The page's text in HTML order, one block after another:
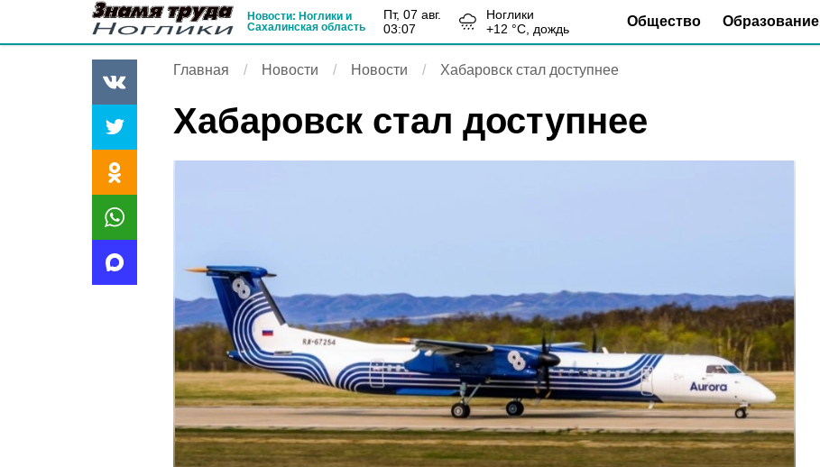
Новости: Ноглики и
Сахалинская область
пт, 07 авг.
03:07
Ноглики
+12 °С, дождь Общество Образование
Главная Новости Новости Хабаровск стал доступнее
Хабаровск стал доступнее